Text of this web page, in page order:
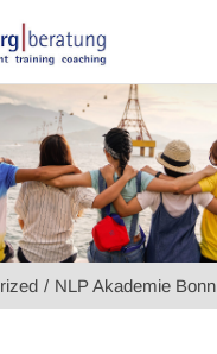
hier:NLP Akademie Bonn